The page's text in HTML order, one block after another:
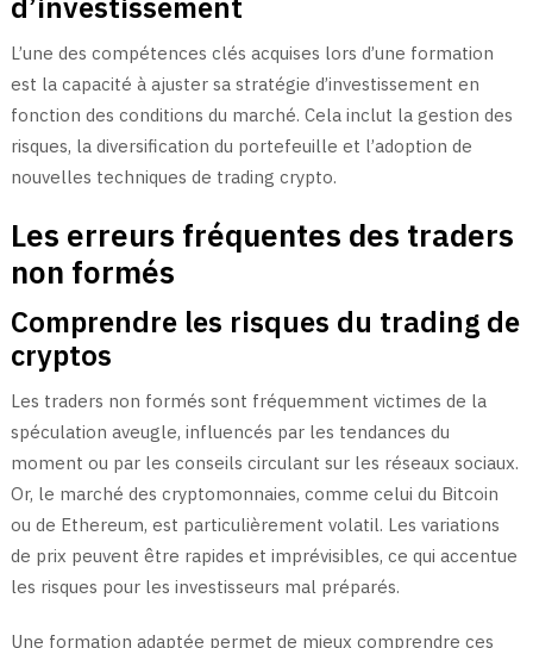
d’investissement
L’une des compétences clés acquises lors d’une formation
est la capacité à ajuster sa stratégie d’investissement en
fonction des conditions du marché. Cela inclut la gestion des
risques, la diversification du portefeuille et l’adoption de
nouvelles techniques de trading crypto.
Les erreurs fréquentes des traders
non formés
Comprendre les risques du trading de
cryptos
Les traders non formés sont fréquemment victimes de la
spéculation aveugle, influencés par les tendances du
moment ou par les conseils circulant sur les réseaux sociaux.
Or, le marché des cryptomonnaies, comme celui du Bitcoin
ou de Ethereum, est particulièrement volatil. Les variations
de prix peuvent être rapides et imprévisibles, ce qui accentue
les risques pour les investisseurs mal préparés.
Une formation adaptée permet de mieux comprendre ces